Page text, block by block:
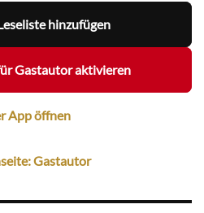
hinzufügen
Gastautor aktivieren
App öffnen
Gastautor